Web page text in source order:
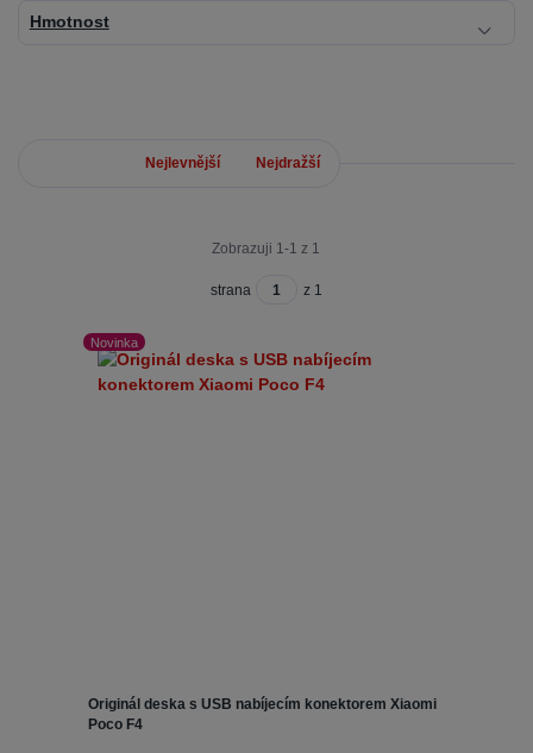
Hmotnost
Nejlevnější Nejdražší
Zobrazuji 1-1 z 1
strana z 1
Novinka
Originál deska s USB nabíjecím konektorem Xiaomi
Poco F4